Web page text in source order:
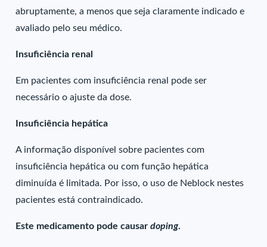
abruptamente, a menos que seja claramente indicado e
avaliado pelo seu médico.
Insuficiência renal
Em pacientes com insuficiência renal pode ser
necessário o ajuste da dose.
Insuficiência hepática
A informação disponível sobre pacientes com
insuficiência hepática ou com função hepática
diminuída é limitada. Por isso, o uso de Neblock nestes
pacientes está contraindicado.
Este medicamento pode causardoping.